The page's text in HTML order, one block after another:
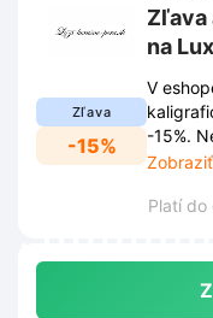
Zľava
-15%
Zľava
na
V
-15%.
pre
Platí do